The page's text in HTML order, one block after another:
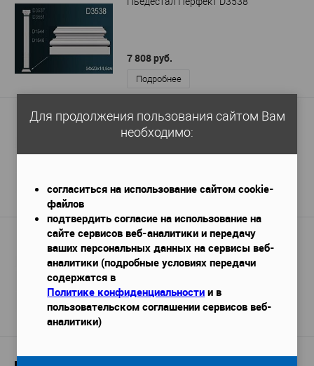
7 808 руб.
Подробнее
Пьедестал Европласт 1.21.007
Габариты (ДхШхВ)
Пьедестал Европласт 1.21.002
Габариты (ДхШхВ)—420x110x346 мм
3 930 руб.
Пьедестал Перфект D3001
Для продолжения пользования сайтом Вам
необходимо:
согласиться на использование сайтом cookie-
файлов
подтвердить согласие на использование на
сайте сервисов веб-аналитики и передачу
ваших персональных данных на сервисы веб-
аналитики (подробные условиях передачи
содержатся в
Политике конфиденциальности и в
пользовательском соглашении сервисов веб-
аналитики)